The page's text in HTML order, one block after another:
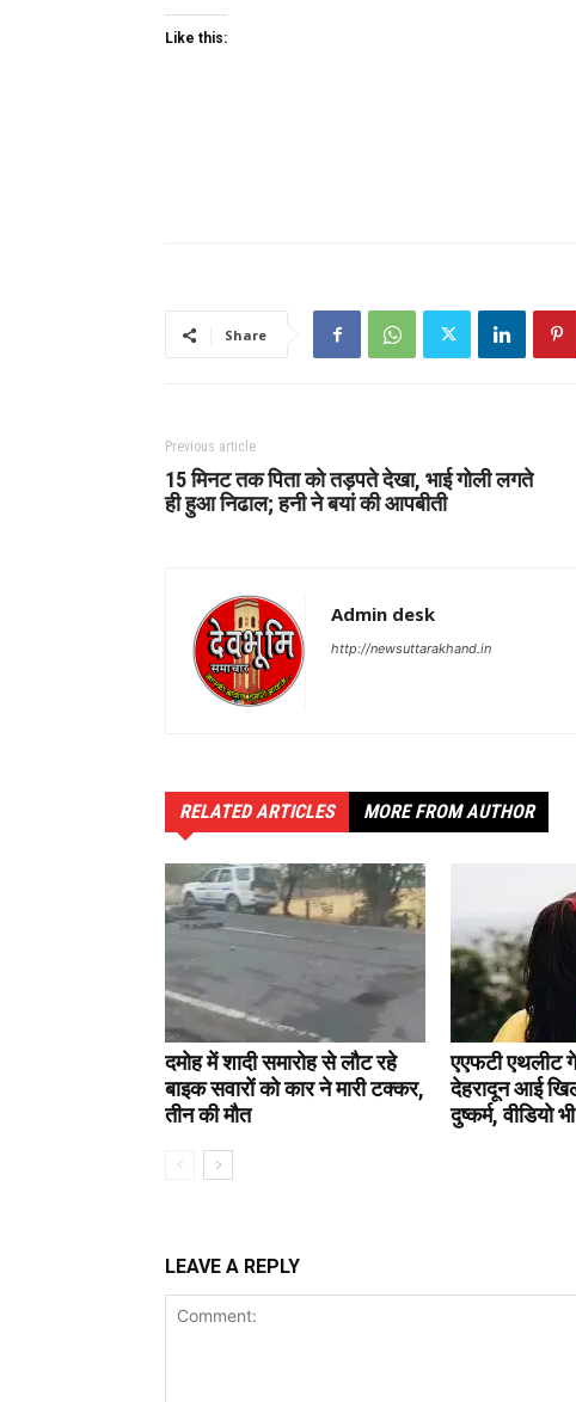
Like this:
Share
Previous article
15 मिनट तक पिता को तड़पते देखा, भाई गोली लगते
ही हुआ निढाल; हनी ने बयां की आपबीती
Admin desk
http://newsuttarakhand.in
RELATED ARTICLES MORE FROM AUTHOR
दमोह में शादी समारोह से लौट रहे
बाइक सवारों को कार ने मारी टक्कर,
तीन की मौत
एएफटी एथलीट
देहरादून आई
दुष्कर्म, वीडियो
LEAVE A REPLY